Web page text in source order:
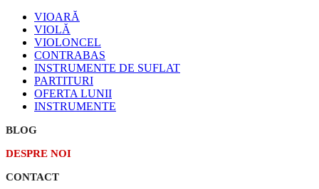
VIOARĂ
VIOLĂ
VIOLONCEL
CONTRABAS
INSTRUMENTE DE SUFLAT
PARTITURI
OFERTA LUNII
INSTRUMENTE
BLOG
DESPRE NOI
CONTACT